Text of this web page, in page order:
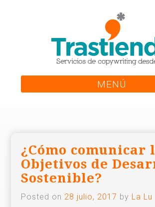
MENÚ
¿Cómo comunicar
Objetivos de
Sostenible?
Posted on 28 julio, 2017 by La Lu